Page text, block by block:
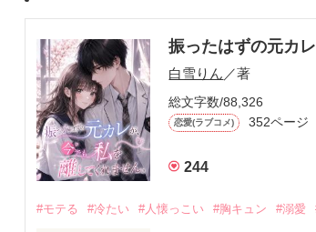
振ったはずの元カ
白雪りん ／著
総文字数/88,326
恋愛(ラブコメ) 352ページ
244
#モテる #冷たい #人懐っこい #胸キュン #溺愛